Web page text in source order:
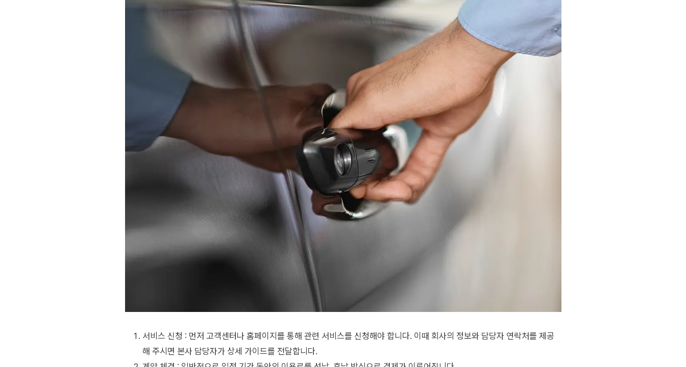
서비스 신청 : 먼저 고객센터나 홈페이지를 통해 관련 서비스를 신청해야 합니다. 이때 회사의 정보와 담당자 연락처를 제공
해 주시면 본사 담당자가 상세 가이드를 전달합니다.